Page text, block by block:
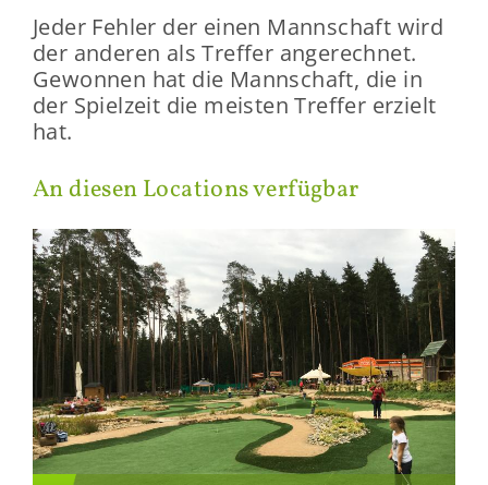
Jeder Feh­ler der einen Mann­schaft wird
der an­de­ren als Tref­fer an­ge­rech­net.
Ge­won­nen hat die Mann­schaft, die in
der Spiel­zeit die meis­ten Tref­fer er­zielt
hat.
An die­sen Lo­ca­ti­ons ver­füg­bar